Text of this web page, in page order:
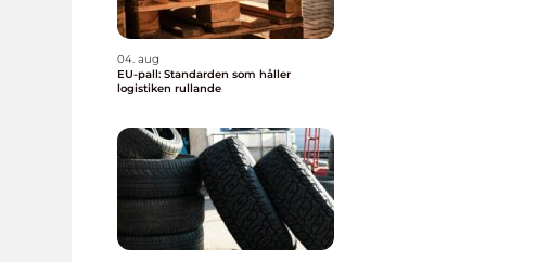
04. aug
EU-pall: Standarden som håller
logistiken rullande